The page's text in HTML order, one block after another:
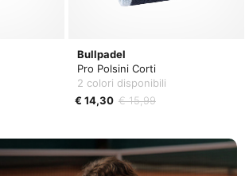
Bullpadel
Pro Polsini Corti
2 colori disponibili
€ 14,30 € 15,99